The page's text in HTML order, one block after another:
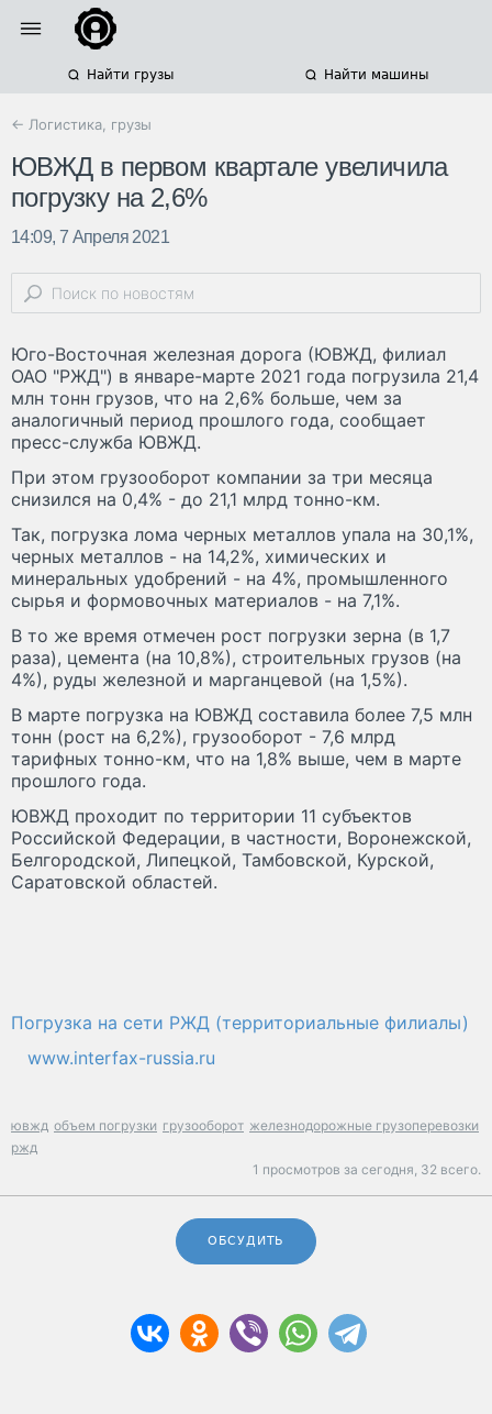
Найти грузы Найти машины
← Логистика, грузы
ЮВЖД в первом квартале увеличила
погрузку на 2,6%
14:09, 7 Апреля 2021
Юго-Восточная железная дорога (ЮВЖД, филиал
ОАО "РЖД") в январе-марте 2021 года погрузила 21,4
млн тонн грузов, что на 2,6% больше, чем за
аналогичный период прошлого года, сообщает
пресс-служба ЮВЖД.
При этом грузооборот компании за три месяца
снизился на 0,4% - до 21,1 млрд тонно-км.
Так, погрузка лома черных металлов упала на 30,1%,
черных металлов - на 14,2%, химических и
минеральных удобрений - на 4%, промышленного
сырья и формовочных материалов - на 7,1%.
В то же время отмечен рост погрузки зерна (в 1,7
раза), цемента (на 10,8%), строительных грузов (на
4%), руды железной и марганцевой (на 1,5%).
В марте погрузка на ЮВЖД составила более 7,5 млн
тонн (рост на 6,2%), грузооборот - 7,6 млрд
тарифных тонно-км, что на 1,8% выше, чем в марте
прошлого года.
ЮВЖД проходит по территории 11 субъектов
Российской Федерации, в частности, Воронежской,
Белгородской, Липецкой, Тамбовской, Курской,
Саратовской областей.
Погрузка на сети РЖД (территориальные филиалы)
www.interfax-russia.ru
ювжд объем погрузки грузооборот железнодорожные грузоперевозки
ржд
1 просмотров за сегодня, 32 всего.
ОБСУДИТЬ